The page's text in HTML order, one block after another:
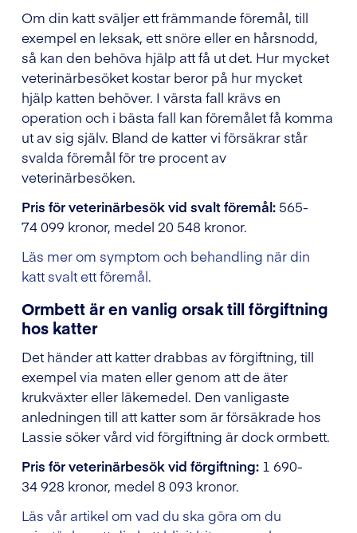
Om din katt sväljer ett främmande föremål, till
exempel en leksak, ett snöre eller en hårsnodd,
så kan den behöva hjälp att få ut det. Hur mycket
veterinärbesöket kostar beror på hur mycket
hjälp katten behöver. I värsta fall krävs en
operation och i bästa fall kan föremålet få komma
ut av sig själv. Bland de katter vi försäkrar står
svalda föremål för tre procent av
veterinärbesöken.
Pris för veterinärbesök vid svalt föremål: 565-
74 099 kronor, medel 20 548 kronor.
Läs mer om symptom och behandling när din
katt svalt ett föremål.
Ormbett är en vanlig orsak till förgiftning
hos katter
Det händer att katter drabbas av förgiftning, till
exempel via maten eller genom att de äter
krukväxter eller läkemedel. Den vanligaste
anledningen till att katter som är försäkrade hos
Lassie söker vård vid förgiftning är dock ormbett.
Pris för veterinärbesök vid förgiftning: 1 690-
34 928 kronor, medel 8 093 kronor.
Läs vår artikel om vad du ska göra om du